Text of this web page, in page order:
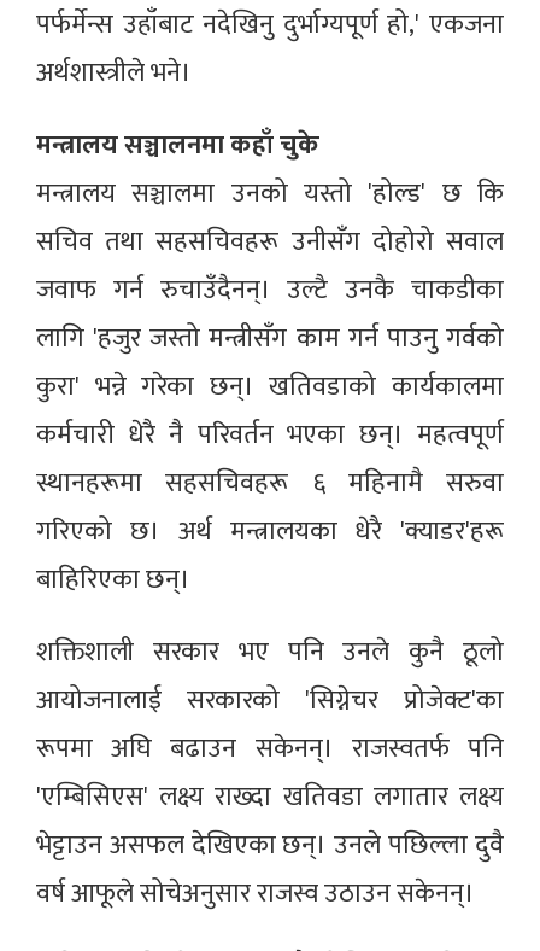
पर्फर्मेन्स उहाँबाट नदेखिनु दुर्भाग्यपूर्ण हो,' एकजना
अर्थशास्त्रीले भने।
मन्त्रालय सञ्चालनमा कहाँ चुके
मन्त्रालय सञ्चालमा उनको यस्तो 'होल्ड' छ कि
सचिव तथा सहसचिवहरू उनीसँग दोहोरो सवाल
जवाफ गर्न रुचाउँदैनन्। उल्टै उनकै चाकडीका
लागि 'हजुर जस्तो मन्त्रीसँग काम गर्न पाउनु गर्वको
कुरा' भन्ने गरेका छन्। खतिवडाको कार्यकालमा
कर्मचारी धेरै नै परिवर्तन भएका छन्। महत्वपूर्ण
स्थानहरूमा सहसचिवहरू ६ महिनामै सरुवा
गरिएको छ। अर्थ मन्त्रालयका धेरै 'क्याडर'हरू
बाहिरिएका छन्।
शक्तिशाली सरकार भए पनि उनले कुनै ठूलो
आयोजनालाई सरकारको 'सिग्नेचर प्रोजेक्ट'का
रूपमा अघि बढाउन सकेनन्। राजस्वतर्फ पनि
'एम्बिसिएस' लक्ष्य राख्दा खतिवडा लगातार लक्ष्य
भेट्टाउन असफल देखिएका छन्। उनले पछिल्ला दुवै
वर्ष आफूले सोचेअनुसार राजस्व उठाउन सकेनन्।